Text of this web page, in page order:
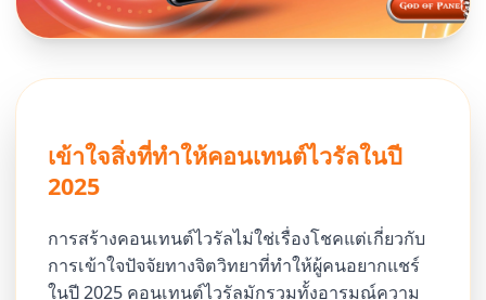
เข้าใจสิ่งที่ทำให้คอนเทนต์ไวรัลในปี
2025
การสร้างคอนเทนต์ไวรัลไม่ใช่เรื่องโชคแต่เกี่ยวกับ
การเข้าใจปัจจัยทางจิตวิทยาที่ทำให้ผู้คนอยากแชร์
ในปี 2025 คอนเทนต์ไวรัลมักรวมทั้งอารมณ์ความ